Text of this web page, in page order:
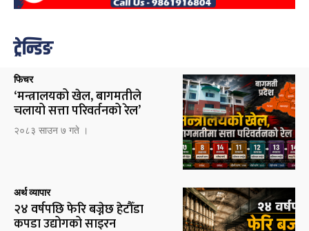
ट्रेन्डिङ
फिचर
‘मन्त्रालयको खेल, बागमतीले
चलायो सत्ता परिवर्तनको रेल’
२०८३ साउन ७ गते ।
अर्थ व्यापार
२४ वर्षपछि फेरि बज्नेछ हेटौँडा
कपडा उद्योगको साइरन